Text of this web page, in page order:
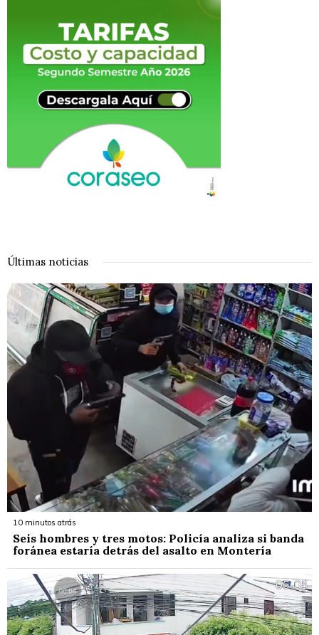
Últimas noticias
10 minutos atrás
Seis hombres y tres motos: Policía analiza si banda
foránea estaría detrás del asalto en Montería